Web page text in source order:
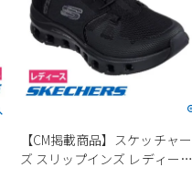
【CM掲載商品】スケッチャー
ズ スリップインズ レディース